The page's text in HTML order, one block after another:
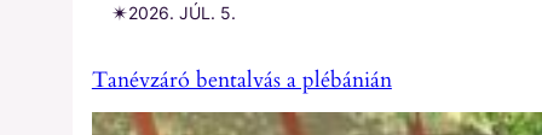
✴︎2026. JÚL. 5.
Tanévzáró bentalvás a plébánián